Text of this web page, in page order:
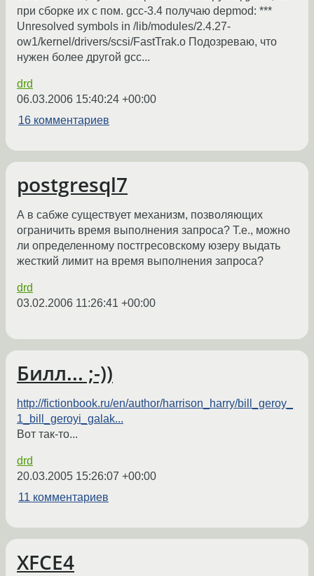
при сборке их с пом. gcc-3.4 получаю depmod: ***
Unresolved symbols in /lib/modules/2.4.27-
ow1/kernel/drivers/scsi/FastTrak.o Подозреваю, что
нужен более другой gcc...
drd
06.03.2006 15:40:24 +00:00
16 комментариев
postgresql7
А в сабже существует механизм, позволяющих
ограничить время выполнения запроса? Т.е., можно
ли определенному постгресовскому юзеру выдать
жесткий лимит на время выполнения запроса?
drd
03.02.2006 11:26:41 +00:00
Билл... ;-))
http://fictionbook.ru/en/author/harrison_harry/bill_geroy_
1_bill_geroyi_galak...
Вот так-то...
drd
20.03.2005 15:26:07 +00:00
11 комментариев
XFCE4